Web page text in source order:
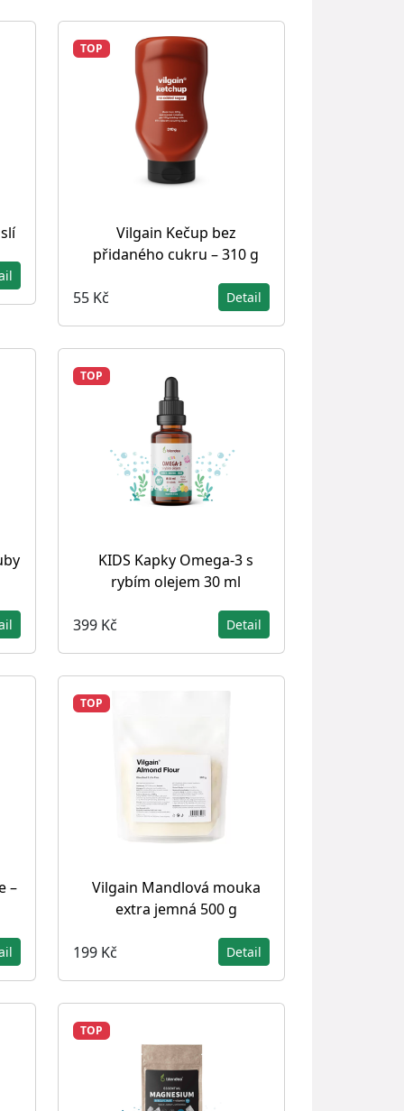
TOP
Vilgain Kečup bez
přidaného cukru – 310 g
55 Kč Detail
TOP
KIDS Kapky Omega-3 s
rybím olejem 30 ml
399 Kč Detail
–
TOP
Vilgain Mandlová mouka
extra jemná 500 g
199 Kč Detail
TOP